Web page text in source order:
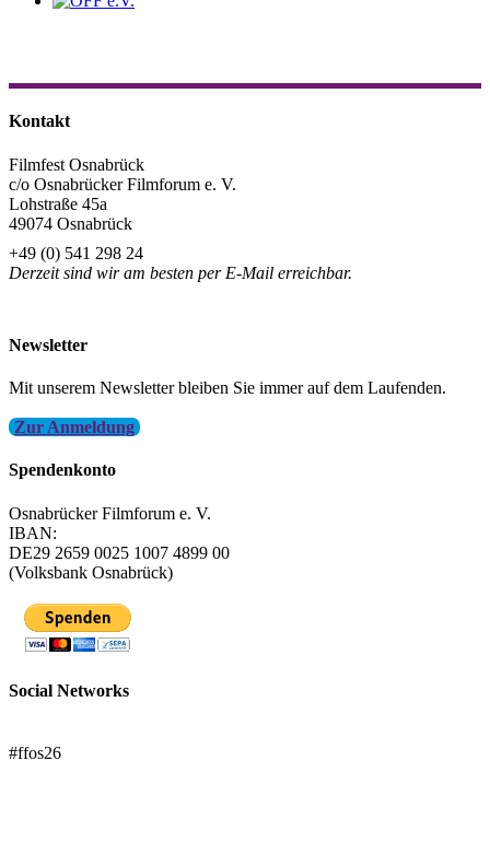
Kontakt
Filmfest Osnabrück
c/o Osnabrücker Filmforum e. V.
Lohstraße 45a
49074 Osnabrück
+49 (0) 541 298 24
Derzeit sind wir am besten per E-Mail erreichbar.
Newsletter
Mit unserem Newsletter bleiben Sie immer auf dem Laufenden.
Zur Anmeldung
Spendenkonto
Osnabrücker Filmforum e. V.
IBAN:
DE29 2659 0025 1007 4899 00
(Volksbank Osnabrück)
Social Networks
#ffos26